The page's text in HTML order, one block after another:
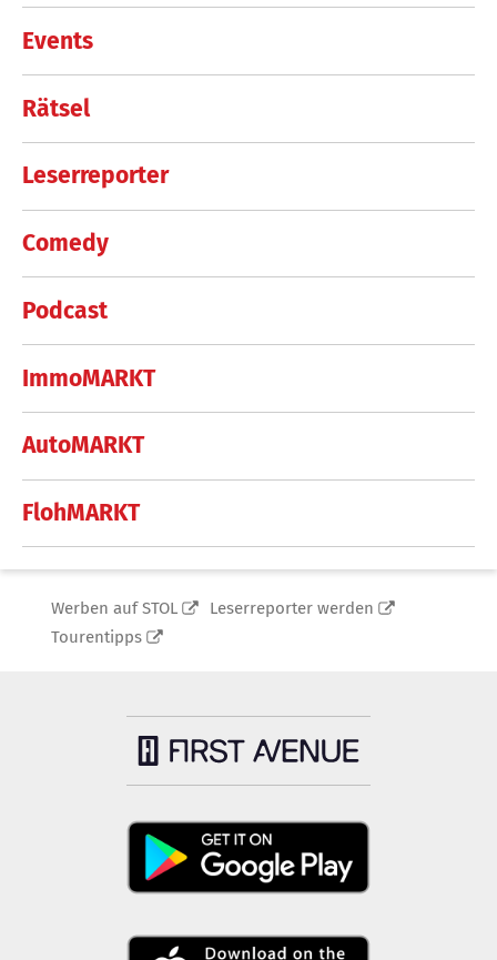
Events
Rätsel
Leserreporter
Comedy
Podcast
ImmoMARKT
AutoMARKT
FlohMARKT
Werben auf STOL
Leserreporter werden
Tourentipps